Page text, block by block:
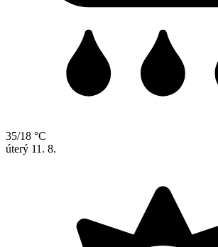
35/18 °C
úterý 11. 8.